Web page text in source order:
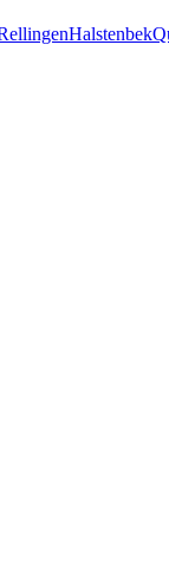
Halstenbek